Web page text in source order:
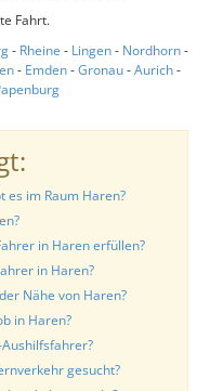
Fahrt.
- Rheine - Lingen- Nordhorn-
- Emden-Gronau-Aurich-
es im Raum Haren?
in Haren erfüllen?
in Haren?
Nähe von Haren?
in Haren?
gesucht?